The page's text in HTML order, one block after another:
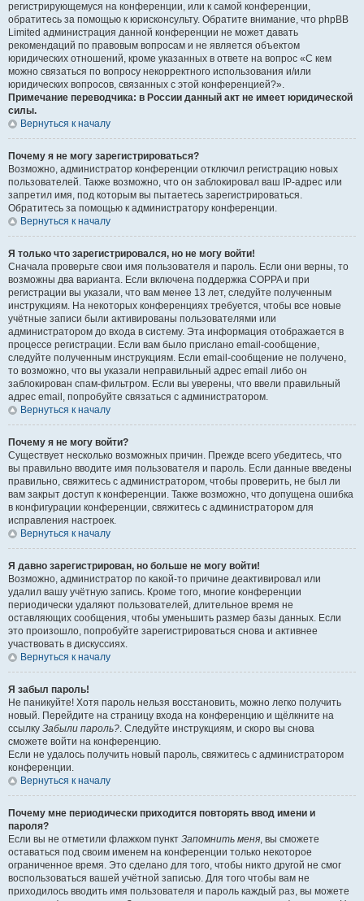
регистрирующемуся на конференции, или к самой конференции,
обратитесь за помощью к юрисконсульту. Обратите внимание, что phpBB
Limited администрация данной конференции не может давать
рекомендаций по правовым вопросам и не является объектом
юридических отношений, кроме указанных в ответе на вопрос «С кем
можно связаться по вопросу некорректного использования и/или
юридических вопросов, связанных с этой конференцией?».
Примечание переводчика: в России данный акт не имеет юридической
силы.
Вернуться к началу
Почему я не могу зарегистрироваться?
Возможно, администратор конференции отключил регистрацию новых
пользователей. Также возможно, что он заблокировал ваш IP-адрес или
запретил имя, под которым вы пытаетесь зарегистрироваться.
Обратитесь за помощью к администратору конференции.
Вернуться к началу
Я только что зарегистрировался, но не могу войти!
Сначала проверьте свои имя пользователя и пароль. Если они верны, то
возможны два варианта. Если включена поддержка COPPA и при
регистрации вы указали, что вам менее 13 лет, следуйте полученным
инструкциям. На некоторых конференциях требуется, чтобы все новые
учётные записи были активированы пользователями или
администратором до входа в систему. Эта информация отображается в
процессе регистрации. Если вам было прислано email-сообщение,
следуйте полученным инструкциям. Если email-сообщение не получено,
то возможно, что вы указали неправильный адрес email либо он
заблокирован спам-фильтром. Если вы уверены, что ввели правильный
адрес email, попробуйте связаться с администратором.
Вернуться к началу
Почему я не могу войти?
Существует несколько возможных причин. Прежде всего убедитесь, что
вы правильно вводите имя пользователя и пароль. Если данные введены
правильно, свяжитесь с администратором, чтобы проверить, не был ли
вам закрыт доступ к конференции. Также возможно, что допущена ошибка
в конфигурации конференции, свяжитесь с администратором для
исправления настроек.
Вернуться к началу
Я давно зарегистрирован, но больше не могу войти!
Возможно, администратор по какой-то причине деактивировал или
удалил вашу учётную запись. Кроме того, многие конференции
периодически удаляют пользователей, длительное время не
оставляющих сообщения, чтобы уменьшить размер базы данных. Если
это произошло, попробуйте зарегистрироваться снова и активнее
участвовать в дискуссиях.
Вернуться к началу
Я забыл пароль!
Не паникуйте! Хотя пароль нельзя восстановить, можно легко получить
новый. Перейдите на страницу входа на конференцию и щёлкните на
ссылку Забыли пароль?. Следуйте инструкциям, и скоро вы снова
сможете войти на конференцию.
Если не удалось получить новый пароль, свяжитесь с администратором
конференции.
Вернуться к началу
Почему мне периодически приходится повторять ввод имени и
пароля?
Если вы не отметили флажком пункт Запомнить меня, вы сможете
оставаться под своим именем на конференции только некоторое
ограниченное время. Это сделано для того, чтобы никто другой не смог
воспользоваться вашей учётной записью. Для того чтобы вам не
приходилось вводить имя пользователя и пароль каждый раз, вы можете